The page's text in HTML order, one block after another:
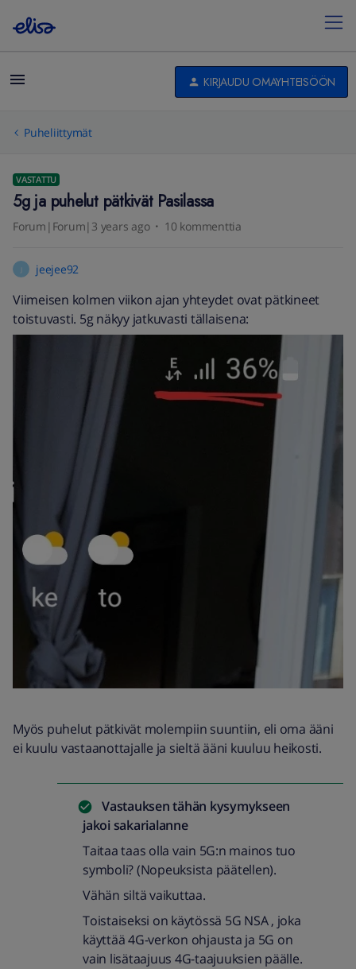
KIRJAUDU OMAYHTEISÖÖN
Puheliittymät
VASTATTU
5g ja puhelut pätkivät Pasilassa
Forum|Forum|3 years ago 10 kommenttia
jeejee92
Viimeisen kolmen viikon ajan yhteydet ovat pätkineet
toistuvasti. 5g näkyy jatkuvasti tällaisena:
Myös puhelut pätkivät molempiin suuntiin, eli oma ääni
ei kuulu vastaanottajalle ja sieltä ääni kuuluu heikosti.
Vastauksen tähän kysymykseen
jakoi sakarialanne
Taitaa taas olla vain 5G:n mainos tuo
symboli? (Nopeuksista päätellen).
Vähän siltä vaikuttaa.
Toistaiseksi on käytössä 5G NSA , joka
käyttää 4G-verkon ohjausta ja 5G on
vain lisätaajuus 4G-taajuuksien päälle.